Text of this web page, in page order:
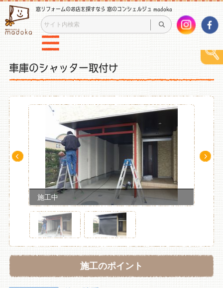
窓リフォームのお店を探すなら 窓のコンシェルジュ madoka
車庫のシャッター取付け
施工中
施工のポイント